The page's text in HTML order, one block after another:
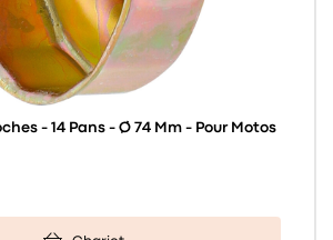
- 14 Pans - Ø 74 Mm - Pour Motos